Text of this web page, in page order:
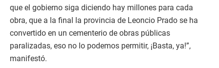
que el gobierno siga diciendo hay millones para cada
obra, que a la final la provincia de Leoncio Prado se ha
convertido en un cementerio de obras públicas
paralizadas, eso no lo podemos permitir, ¡Basta, ya!”,
manifestó.